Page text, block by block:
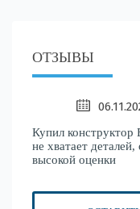
ОТЗЫВЫ
Купил конструктор
не хватает
высокой оценки